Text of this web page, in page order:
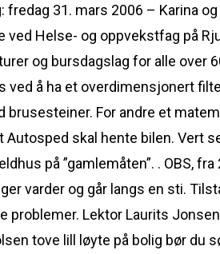
fredag 31. mars 2006 – Karina
ved Helse- og oppvekstfag på
og bursdagslag for alle over
ved å ha et overdimensjonert
brusesteiner. For andre et
Autosped skal hente bilen. Vert
på ”gamlemåten”. . OBS,
varder og går langs en sti.
problemer. Lektor Laurits
tove lill løyte på bolig bør du